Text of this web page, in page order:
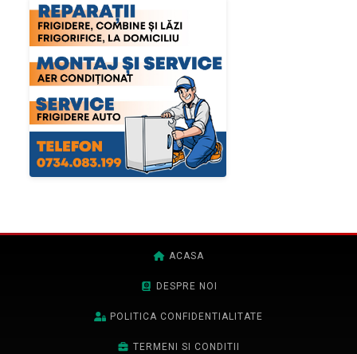
ACASA
DESPRE NOI
POLITICA CONFIDENTIALITATE
TERMENI SI CONDITII